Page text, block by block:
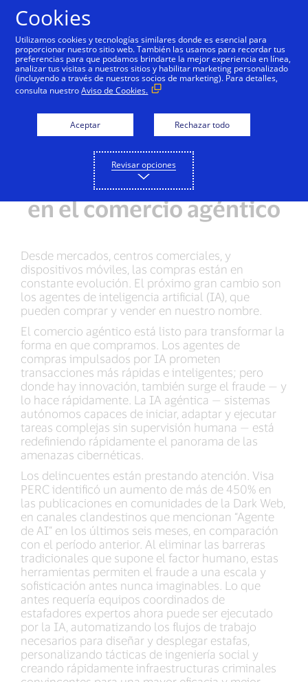
Panorama de amenazas
en el comercio agéntico
Desde mercados, centros comerciales, y
dispositivos móviles, las compras están en
constante evolución. El próximo gran cambio son
los agentes de inteligencia artificial (IA), que
pueden comprar y vender en nuestro nombre.
El comercio agéntico está listo para transformar la
forma en que compramos. Los agentes de
compras impulsados por IA prometen
transacciones más rápidas e inteligentes; pero
donde hay innovación, también surge el fraude — y
lo hace rápidamente. La IA agéntica — sistemas
autónomos capaces de iniciar, adaptar y ejecutar
tareas complejas sin supervisión humana — está
redefiniendo rápidamente el panorama de las
amenazas cibernéticas.
Los delincuentes están prestando atención. Visa
PERC identificó un aumento de más de 450% en
las publicaciones en comunidades de la Dark Web,
en canales clandestinos que mencionan “Agente
de AI” en los últimos seis meses, en comparación
con el período anterior. Al eliminar las barreras
tradicionales que supone el factor humano, estas
herramientas permiten el fraude a una escala y
sofisticación antes nunca imaginables. Lo que
antes requería equipos coordinados de
estafadores expertos ahora puede ser ejecutado
por la IA, automatizando los flujos de trabajo
necesarios para diseñar y desplegar estafas,
personalizando tácticas de ingeniería social y
creando rápidamente infraestructuras criminales
Cookies
Utilizamos cookies y tecnologías similares donde es esencial para
proporcionar nuestro sitio web. También las usamos para recordar tus
preferencias para que podamos brindarte la mejor experiencia en línea,
analizar tus visitas a nuestros sitios y habilitar marketing personalizado
(incluyendo a través de nuestros socios de marketing). Para detalles,
consulta nuestroAviso de Cookies.
Aceptar Rechazar todo
Revisar opciones